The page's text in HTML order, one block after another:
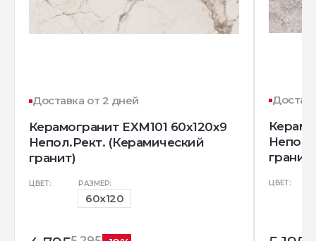
Доставка от 2 дней
Керамогранит EXM101 60x120x9
Непол.Рект. (Керамический
гранит)
ЦВЕТ: РАЗМЕР:
60x120
гранит)
ЦВЕТ: